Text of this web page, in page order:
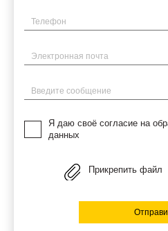
Телефон
Электронная почта
Введите сообщение
Я даю своё согласие на
данных
Прикрепить файл